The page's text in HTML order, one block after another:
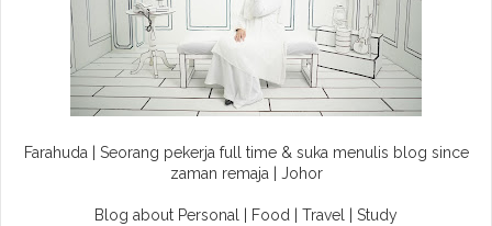
Farahuda | Seorang pekerja full time & suka menulis blog since
zaman remaja | Johor
Blog about Personal | Food | Travel | Study